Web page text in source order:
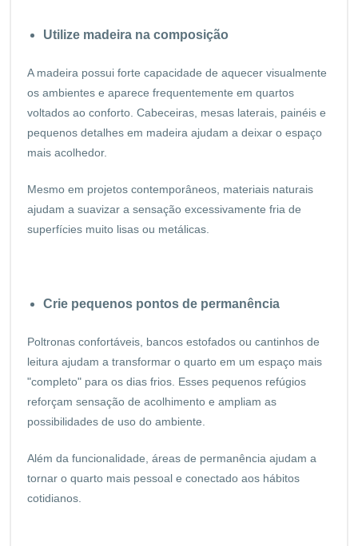
Utilize madeira na composição
A madeira possui forte capacidade de aquecer visualmente
os ambientes e aparece frequentemente em quartos
voltados ao conforto. Cabeceiras, mesas laterais, painéis e
pequenos detalhes em madeira ajudam a deixar o espaço
mais acolhedor.
Mesmo em projetos contemporâneos, materiais naturais
ajudam a suavizar a sensação excessivamente fria de
superfícies muito lisas ou metálicas.
Crie pequenos pontos de permanência
Poltronas confortáveis, bancos estofados ou cantinhos de
leitura ajudam a transformar o quarto em um espaço mais
"completo" para os dias frios. Esses pequenos refúgios
reforçam sensação de acolhimento e ampliam as
possibilidades de uso do ambiente.
Além da funcionalidade, áreas de permanência ajudam a
tornar o quarto mais pessoal e conectado aos hábitos
cotidianos.